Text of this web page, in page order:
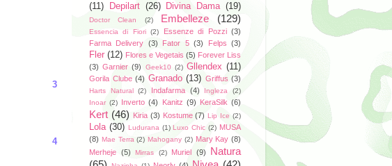
3
4
(11)
Depilart (26) Divina Dama (19)
Doctor Clean (2) Embelleze (129)
Essencia di Fiori (2) Essenze di Pozzi (3)
Farma Delivery (3) Fator 5 (3) Felps (3)
Fler (12) Flores e Vegetais (5) Forever Liss
(3) Garnier (9) Geek10 (2) Gllendex (11)
Gorila Clube (4) Granado (13) Griffus (3)
Harts Natural (2) Indafarma (4) Ingleza
(2)
Inoar (2) Inverto (4) Kanitz (9) KeraSilk (6)
Kert (46) Kiria (3) Kostume (7) Lip Ice (2)
Lola (30) Ludurana (1) Luxo Chic (2) MUSA
(8) Mae Terra (2) Mahogany (2) Mary Kay (8)
Merheje (5) Mirras (2) Muriel (9)
Natura